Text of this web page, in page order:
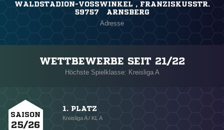
WALDSTADION-VOSSWINKEL , FRANZISKUSSTR.
59757 ARNSBERG
Adresse
WETTBEWERBE SEIT 21/22
Höchste Spielklasse: Kreisliga A
SAISON
25/26
1. PLATZ
Kreisliga A / KL A